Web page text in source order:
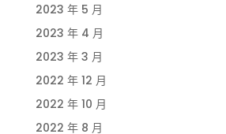
2023 年 5 月
2023 年 4 月
2023 年 3 月
2022 年 12 月
2022 年 10 月
2022 年 8 月